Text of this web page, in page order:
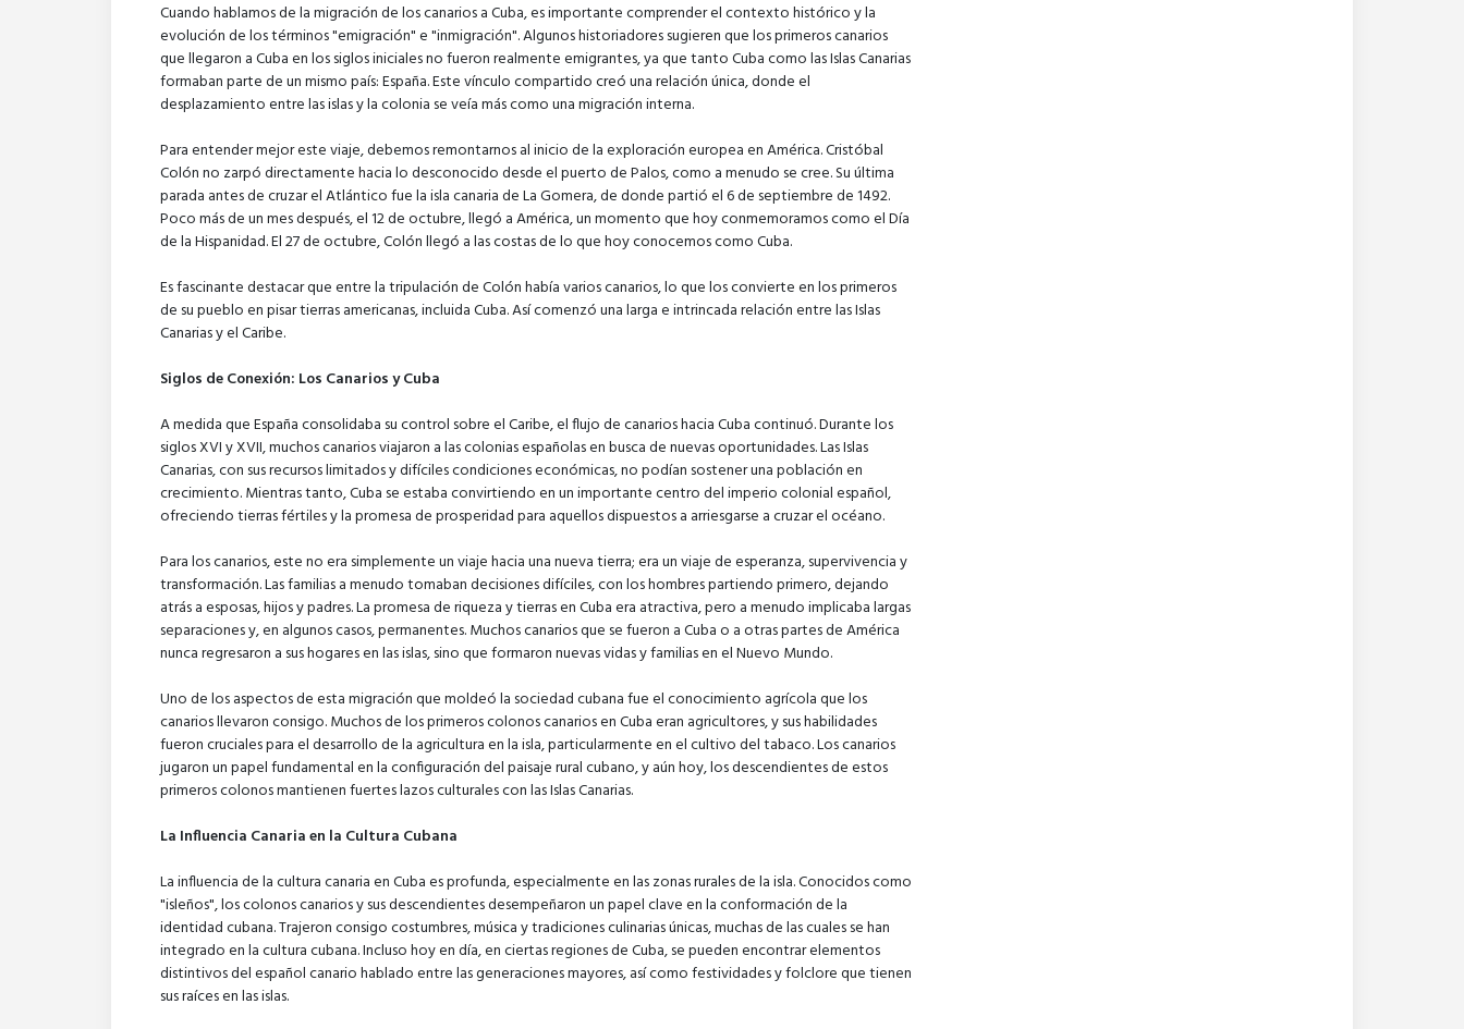
Cuando hablamos de la migración de los canarios a Cuba, es importante comprender el contexto histórico y la
evolución de los términos "emigración" e "inmigración". Algunos historiadores sugieren que los primeros canarios
que llegaron a Cuba en los siglos iniciales no fueron realmente emigrantes, ya que tanto Cuba como las Islas Canarias
formaban parte de un mismo país: España. Este vínculo compartido creó una relación única, donde el
desplazamiento entre las islas y la colonia se veía más como una migración interna.
Para entender mejor este viaje, debemos remontarnos al inicio de la exploración europea en América. Cristóbal
Colón no zarpó directamente hacia lo desconocido desde el puerto de Palos, como a menudo se cree. Su última
parada antes de cruzar el Atlántico fue la isla canaria de La Gomera, de donde partió el 6 de septiembre de 1492.
Poco más de un mes después, el 12 de octubre, llegó a América, un momento que hoy conmemoramos como el Día
de la Hispanidad. El 27 de octubre, Colón llegó a las costas de lo que hoy conocemos como Cuba.
Es fascinante destacar que entre la tripulación de Colón había varios canarios, lo que los convierte en los primeros
de su pueblo en pisar tierras americanas, incluida Cuba. Así comenzó una larga e intrincada relación entre las Islas
Canarias y el Caribe.
Siglos de Conexión: Los Canarios y Cuba
A medida que España consolidaba su control sobre el Caribe, el flujo de canarios hacia Cuba continuó. Durante los
siglos XVI y XVII, muchos canarios viajaron a las colonias españolas en busca de nuevas oportunidades. Las Islas
Canarias, con sus recursos limitados y difíciles condiciones económicas, no podían sostener una población en
crecimiento. Mientras tanto, Cuba se estaba convirtiendo en un importante centro del imperio colonial español,
ofreciendo tierras fértiles y la promesa de prosperidad para aquellos dispuestos a arriesgarse a cruzar el océano.
Para los canarios, este no era simplemente un viaje hacia una nueva tierra; era un viaje de esperanza, supervivencia y
transformación. Las familias a menudo tomaban decisiones difíciles, con los hombres partiendo primero, dejando
atrás a esposas, hijos y padres. La promesa de riqueza y tierras en Cuba era atractiva, pero a menudo implicaba largas
separaciones y, en algunos casos, permanentes. Muchos canarios que se fueron a Cuba o a otras partes de América
nunca regresaron a sus hogares en las islas, sino que formaron nuevas vidas y familias en el Nuevo Mundo.
Uno de los aspectos de esta migración que moldeó la sociedad cubana fue el conocimiento agrícola que los
canarios llevaron consigo. Muchos de los primeros colonos canarios en Cuba eran agricultores, y sus habilidades
fueron cruciales para el desarrollo de la agricultura en la isla, particularmente en el cultivo del tabaco. Los canarios
jugaron un papel fundamental en la configuración del paisaje rural cubano, y aún hoy, los descendientes de estos
primeros colonos mantienen fuertes lazos culturales con las Islas Canarias.
La Influencia Canaria en la Cultura Cubana
La influencia de la cultura canaria en Cuba es profunda, especialmente en las zonas rurales de la isla. Conocidos como
"isleños", los colonos canarios y sus descendientes desempeñaron un papel clave en la conformación de la
identidad cubana. Trajeron consigo costumbres, música y tradiciones culinarias únicas, muchas de las cuales se han
integrado en la cultura cubana. Incluso hoy en día, en ciertas regiones de Cuba, se pueden encontrar elementos
distintivos del español canario hablado entre las generaciones mayores, así como festividades y folclore que tienen
sus raíces en las islas.